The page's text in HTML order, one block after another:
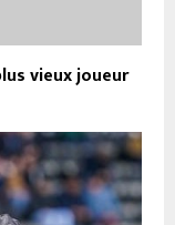
vieux joueur